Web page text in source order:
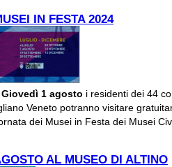
IN FESTA 2024
Giovedì 1 agosto i residenti dei 44
Veneto potranno visitare
dei Musei in Festa dei Musei
AL MUSEO DI ALTINO